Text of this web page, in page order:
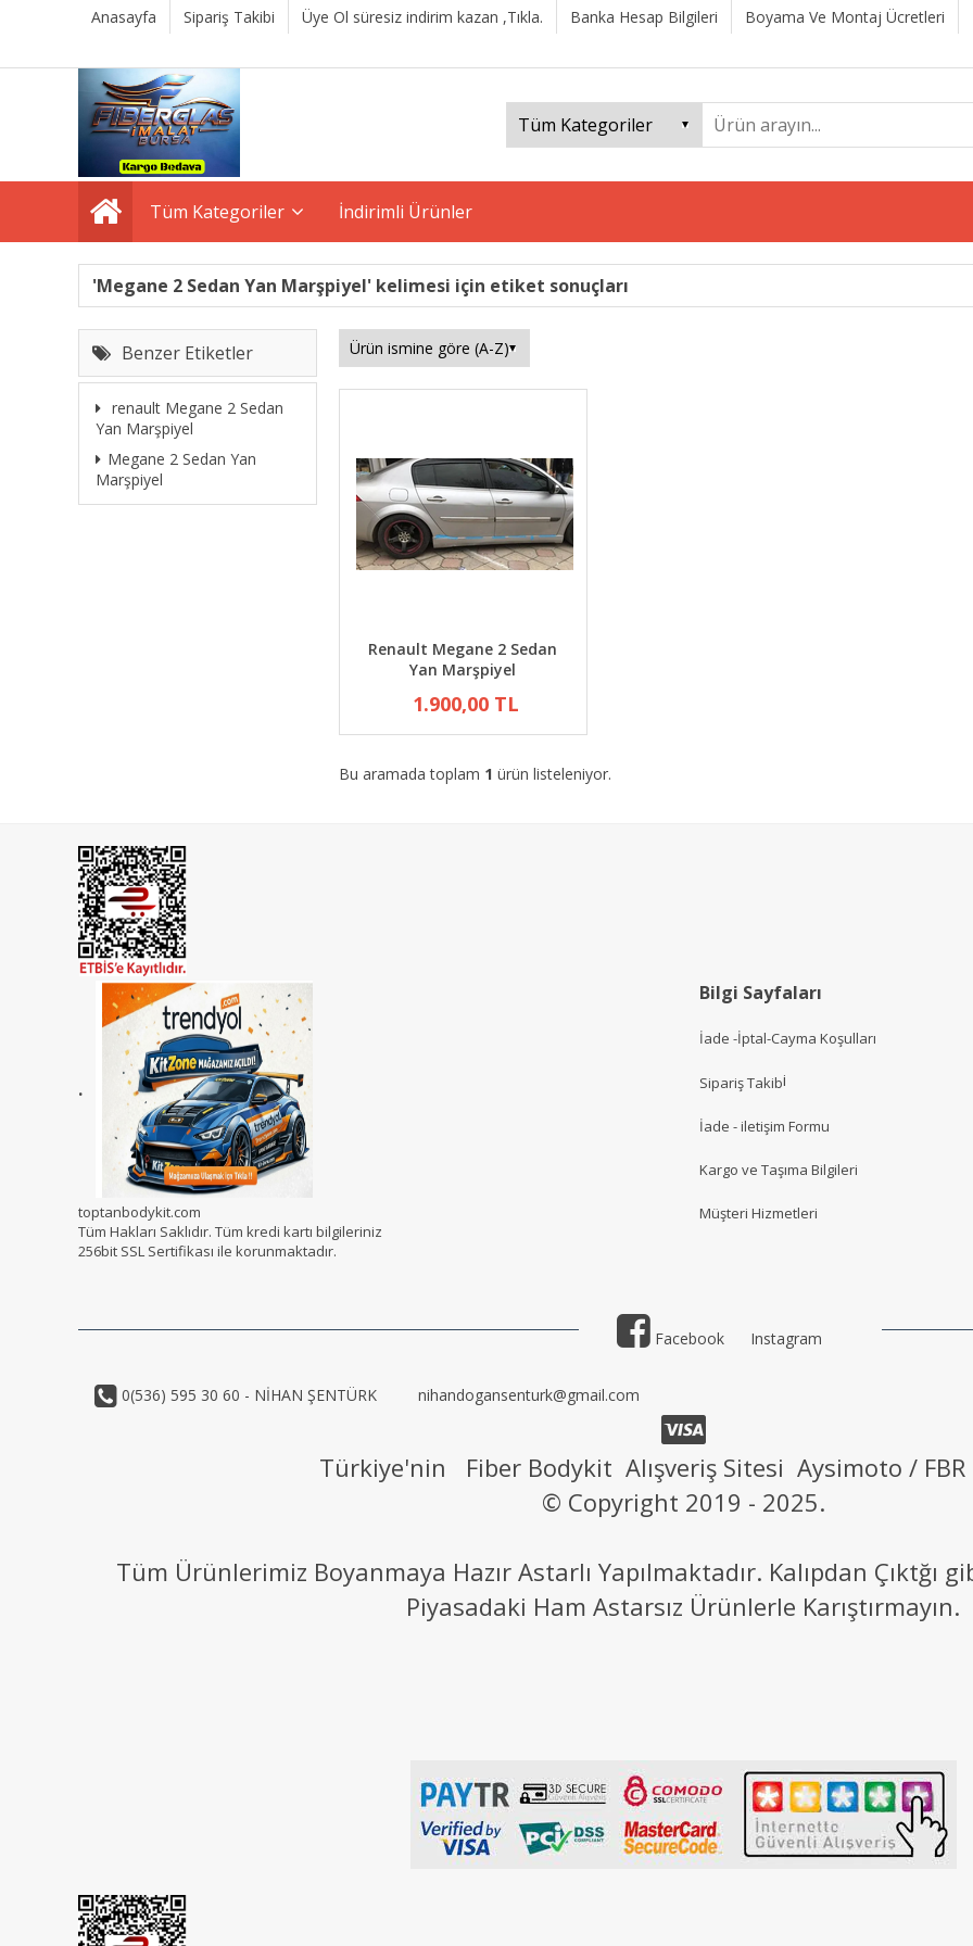
Anasayfa Sipariş Takibi Üye Ol süresiz indirim kazan ,Tıkla. Banka Hesap Bilgileri Boyama Ve Montaj Ücretleri
Tüm Kategoriler İndirimli Ürünler
'Megane 2 Sedan Yan Marşpiyel' kelimesi için etiket sonuçları
Benzer Etiketler
renault Megane 2 Sedan
Yan Marşpiyel
Megane 2 Sedan Yan
Marşpiyel
Renault Megane 2 Sedan
Yan Marşpiyel
1.900,00 TL
Bu aramada toplam 1 ürün listeleniyor.
.
toptanbodykit.com
Tüm Hakları Saklıdır. Tüm kredi kartı bilgileriniz
256bit SSL Sertifikası ile korunmaktadır.
Bilgi Sayfaları
İade -İptal-Cayma Koşulları
Sipariş Takibi
İade - iletişim Formu
Kargo ve Taşıma Bilgileri
Müşteri Hizmetleri
Facebook Instagram
0(536) 595 30 60 - NİHAN ŞENTÜRK nihandogansenturk@gmail.com
Türkiye'nin Fiber Bodykit Alışveriş Sitesi Aysimoto / FBR
© Copyright 2019 - 2025.
Tüm Ürünlerimiz Boyanmaya Hazır Astarlı Yapılmaktadır. Kalıpdan Çıktğı
Piyasadaki Ham Astarsız Ürünlerle Karıştırmayın.